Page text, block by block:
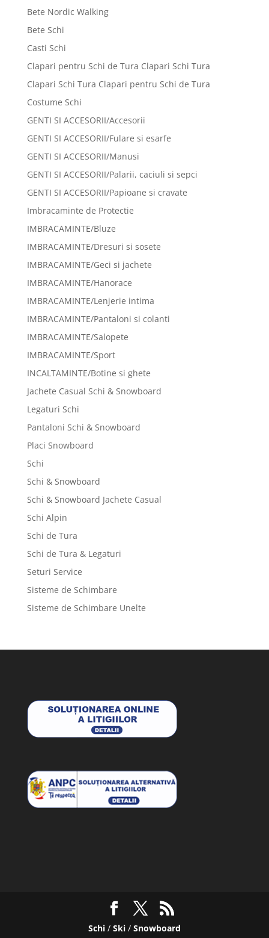
Bete Nordic Walking
Bete Schi
Casti Schi
Clapari pentru Schi de Tura Clapari Schi Tura
Clapari Schi Tura Clapari pentru Schi de Tura
Costume Schi
GENTI SI ACCESORII/Accesorii
GENTI SI ACCESORII/Fulare si esarfe
GENTI SI ACCESORII/Manusi
GENTI SI ACCESORII/Palarii, caciuli si sepci
GENTI SI ACCESORII/Papioane si cravate
Imbracaminte de Protectie
IMBRACAMINTE/Bluze
IMBRACAMINTE/Dresuri si sosete
IMBRACAMINTE/Geci si jachete
IMBRACAMINTE/Hanorace
IMBRACAMINTE/Lenjerie intima
IMBRACAMINTE/Pantaloni si colanti
IMBRACAMINTE/Salopete
IMBRACAMINTE/Sport
INCALTAMINTE/Botine si ghete
Jachete Casual Schi & Snowboard
Legaturi Schi
Pantaloni Schi & Snowboard
Placi Snowboard
Schi
Schi & Snowboard
Schi & Snowboard Jachete Casual
Schi Alpin
Schi de Tura
Schi de Tura & Legaturi
Seturi Service
Sisteme de Schimbare
Sisteme de Schimbare Unelte
Schi/ Ski/ Snowboard